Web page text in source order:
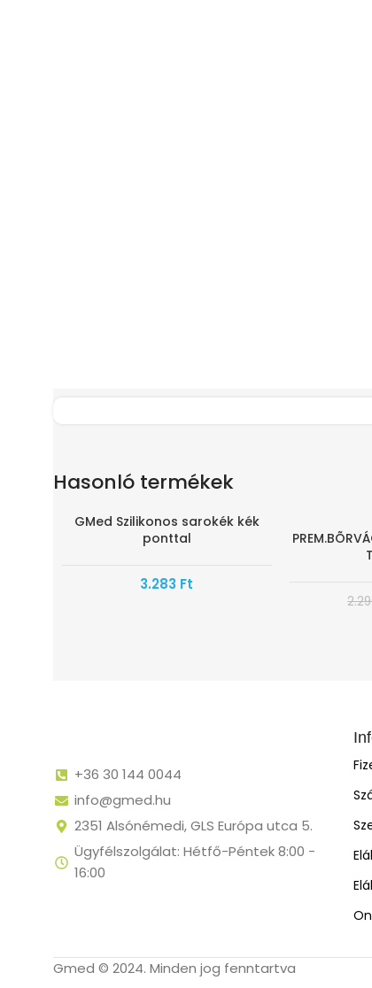
Hasonló termékek
GMed Szilikonos sarokék kék
ponttal
3.283 Ft
+36 30 144 0044
info@gmed.hu
2351 Alsónémedi, GLS Európa utca 5.
Ügyfélszolgálat: Hétfő-Péntek 8:00 -
16:00
Gmed © 2024. Minden jog fenntartva